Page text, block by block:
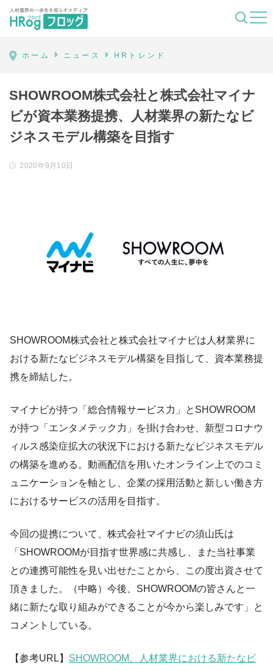
HRog | 人材業界の一歩先を照らすメディ
ホーム ニュース HRトレンド
SHOWROOM株式会社と株式会社マイナ
ビが資本業務提携、人材業界の新たなビ
ジネスモデル構築を目指す
2020年9月10日
SHOWROOM株式会社と株式会社マイナビは人材業界に
おける新たなビジネスモデル構築を目指して、資本業務提
携を締結した。
マイナビが持つ「総合情報サービス力」とSHOWROOM
が持つ「エンタメテック力」を掛け合わせ、新型コロナウ
ィルス感染症拡大の状況下における新たなビジネスモデル
の構築を進める。動画配信を用いたオンライン上でのコミ
ュニケーションを軸とし、企業の採用活動と新しい働き方
におけるサービスの活用を目指す。
今回の提携について、株式会社マイナビの須山氏は
「SHOWROOMが目指す世界感に共感し、また当社事業
との連携可能性を見い出せたことから、この度出資させて
頂きました。（中略）今後、SHOWROOMの皆さんと一
緒に新たな取り組みができることが今から楽しみです」と
コメントしている。
【参考URL】 SHOWROOM、人材業界における新たなビ